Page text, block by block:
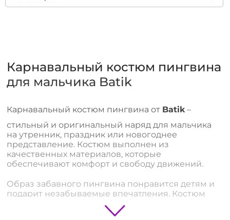
Карнавальный костюм пингвина
для мальчика Batik
Карнавальный костюм пингвина от Batik–
стильный и оригинальный наряд для мальчика
на утренник, праздник или новогоднее
представление. Костюм выполнен из
качественных материалов, которые
обеспечивают комфорт и свободу движений.
Образ забавного пингвина понравится детям и
подарит незабываемые впечатления. Костюм
легко надевается, не сковывает движения и
подходит для активных игр и танцев.